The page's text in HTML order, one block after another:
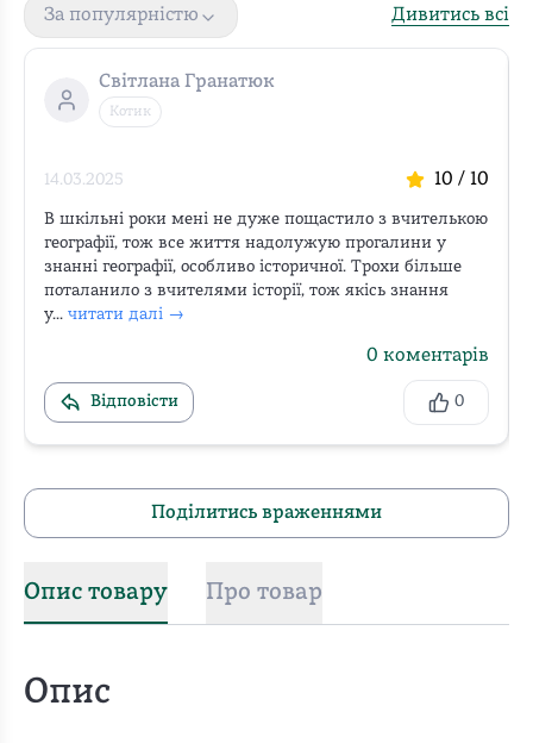
За популярністю Дивитись всі
Світлана Гранатюк
Котик
14.03.2025 10 / 10
В шкільні роки мені не дуже пощастило з вчителькою
географії, тож все життя надолужую прогалини у
знанні географії, особливо історичної. Трохи більше
поталанило з вчителями історії, тож якісь знання
у... читати далі →
0 коментарів
Відповісти 0
Поділитись враженнями
Опис товару Про товар
Опис